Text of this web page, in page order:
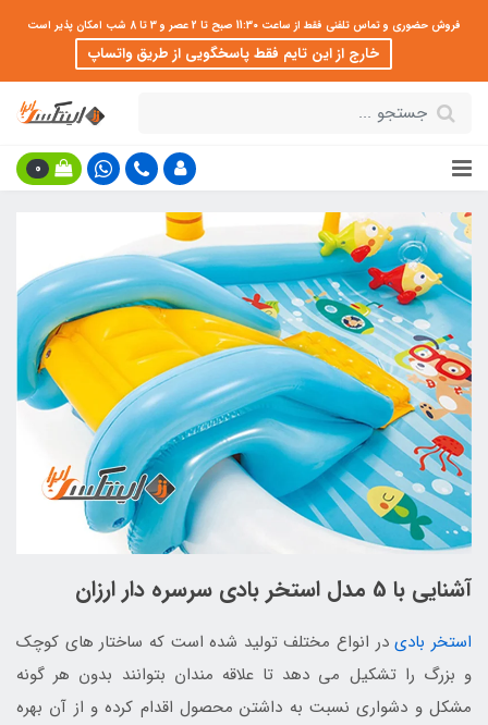
فروش حضوری و تماس تلفنی فقط از ساعت 11:30 صبح تا 2 عصر و 3 تا 8 شب امکان پذیر است
خارج از این تایم فقط پاسخگویی از طریق واتساپ
0
آشنایی با 5 مدل استخر بادی سرسره دار ارزان
استخر بادیدر انواع مختلف تولید شده است که ساختار های کوچک
و بزرگ را تشکیل می دهد تا علاقه مندان بتوانند بدون هر گونه
مشکل و دشواری نسبت به داشتن محصول اقدام کرده و از آن بهره